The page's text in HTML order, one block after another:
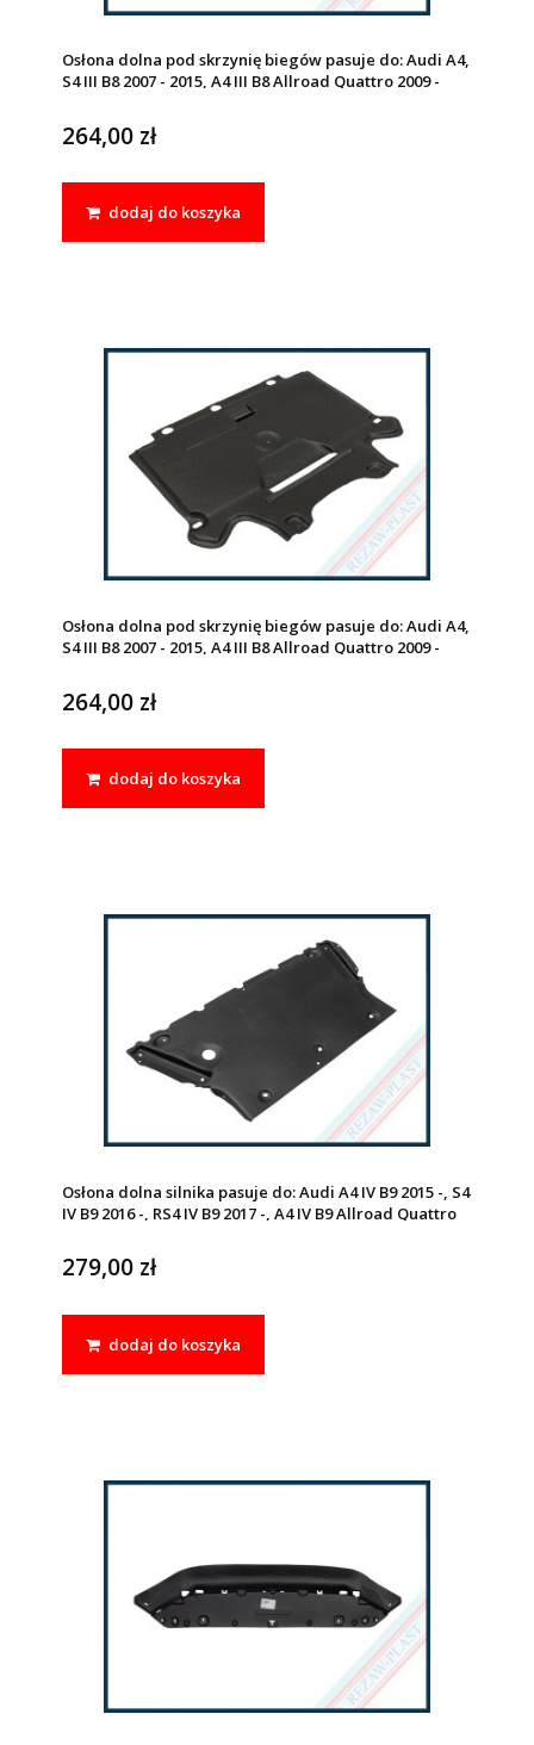
Osłona dolna pod skrzynię biegów pasuje do: Audi A4,
S4 III B8 2007 - 2015, A4 III B8 Allroad Quattro 2009 -
2012
264,00 zł
dodaj do koszyka
Osłona dolna pod skrzynię biegów pasuje do: Audi A4,
S4 III B8 2007 - 2015, A4 III B8 Allroad Quattro 2009 -
2012
264,00 zł
dodaj do koszyka
Osłona dolna silnika pasuje do: Audi A4 IV B9 2015 -, S4
IV B9 2016 -, RS4 IV B9 2017 -, A4 IV B9 Allroad Quattro
279,00 zł
dodaj do koszyka